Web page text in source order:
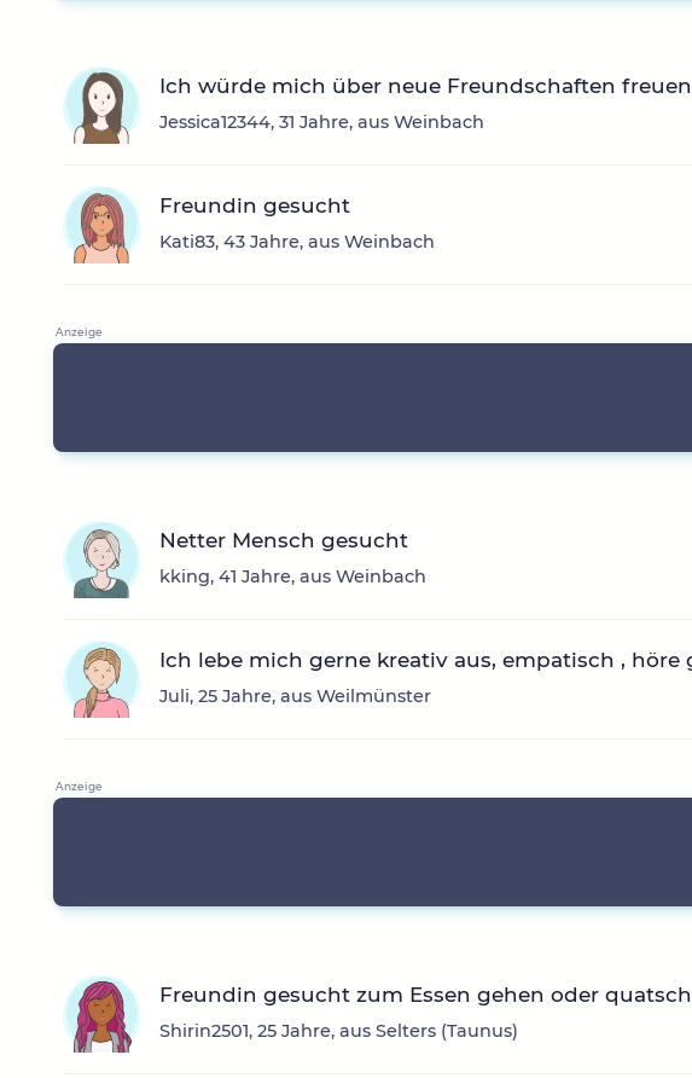
Ich würde mich über neue Freundschaften freuen
Jessica12344, 31 Jahre, aus Weinbach
Freundin gesucht
Kati83, 43 Jahre, aus Weinbach
Netter Mensch gesucht
kking, 41 Jahre, aus Weinbach
Ich lebe mich gerne kreativ aus, empatisch , höre
Juli, 25 Jahre, aus Weilmünster
Freundin gesucht zum Essen gehen oder
Shirin2501, 25 Jahre, aus Selters (Taunus)